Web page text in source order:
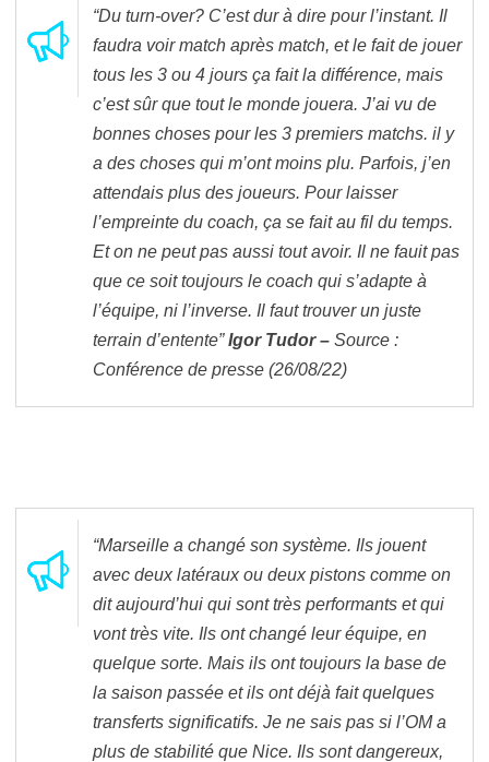
“Du turn-over? C’est dur à dire pour l’instant. Il
faudra voir match après match, et le fait de jouer
tous les 3 ou 4 jours ça fait la différence, mais
c’est sûr que tout le monde jouera. J’ai vu de
bonnes choses pour les 3 premiers matchs. il y
a des choses qui m’ont moins plu. Parfois, j’en
attendais plus des joueurs. Pour laisser
l’empreinte du coach, ça se fait au fil du temps.
Et on ne peut pas aussi tout avoir. Il ne fauit pas
que ce soit toujours le coach qui s’adapte à
l’équipe, ni l’inverse. Il faut trouver un juste
terrain d’entente”Igor Tudor– Source :
Conférence de presse (26/08/22)
“Marseille a changé son système. Ils jouent
avec deux latéraux ou deux pistons comme on
dit aujourd’hui qui sont très performants et qui
vont très vite. Ils ont changé leur équipe, en
quelque sorte. Mais ils ont toujours la base de
la saison passée et ils ont déjà fait quelques
transferts significatifs. Je ne sais pas si l’OM a
plus de stabilité que Nice. Ils sont dangereux,